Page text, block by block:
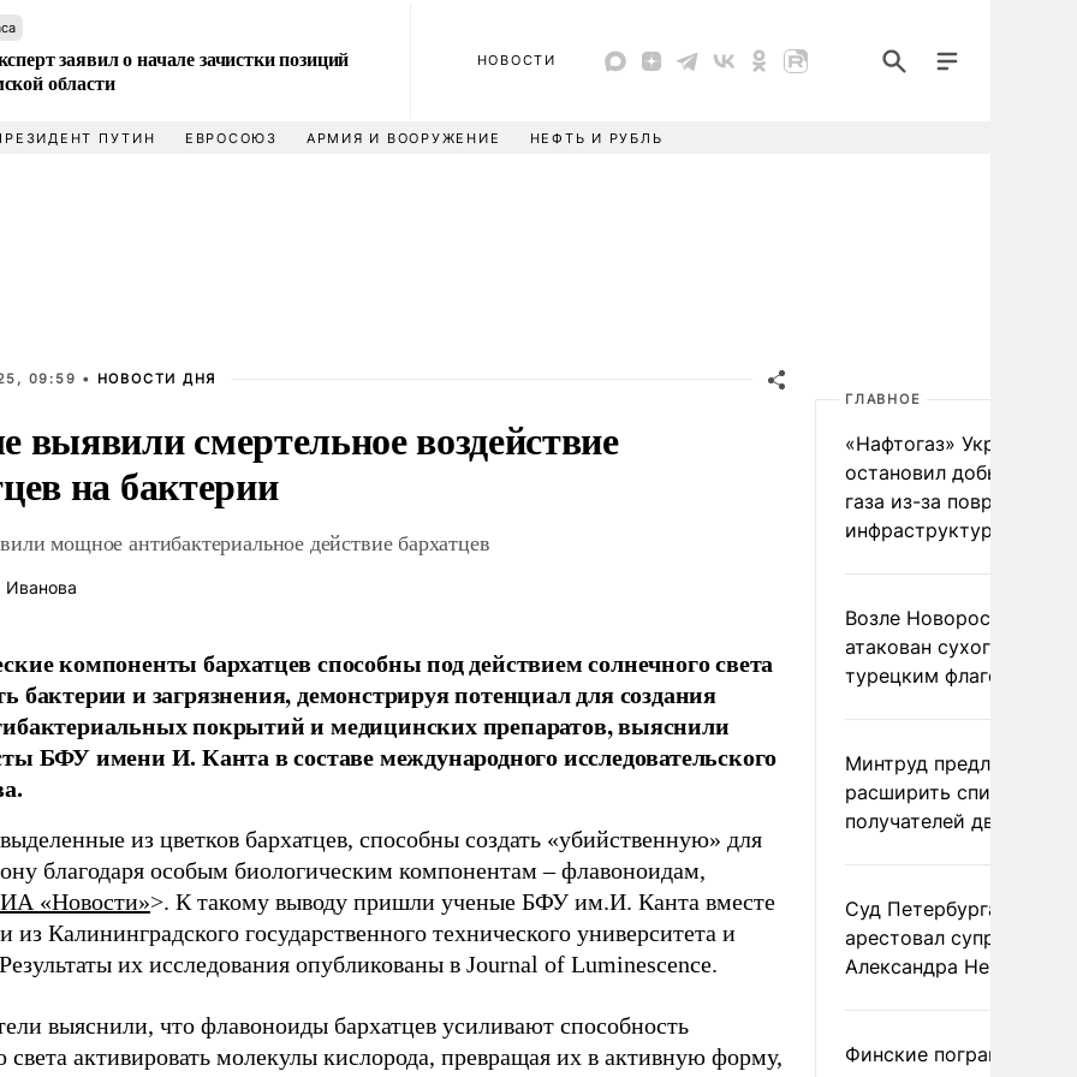
заявил о начале зачистки позиций
области
НОВОСТИ
ПУТИН ЕВРОСОЮЗ АРМИЯ И ВООРУЖЕНИЕ НЕФТЬ И РУБЛЬ
09:59 • НОВОСТИ ДНЯ
выявили смертельное воздействие
на бактерии
мощное антибактериальное действие бархатцев
компоненты бархатцев способны под действием солнечного света
бактерии и загрязнения, демонстрируя потенциал для создания
покрытий и медицинских препаратов, выяснили
БФУ имени И. Канта в составе международного исследовательского
из цветков бархатцев, способны создать «убийственную» для
благодаря особым биологическим компонентам – флавоноидам,
«Новости»>. К такому выводу пришли ученые БФУ им.И. Канта вместе
из Калининградского государственного технического университета и
их исследования опубликованы в Journal of Luminescence.
выяснили, что флавоноиды бархатцев усиливают способность
света активировать молекулы кислорода, превращая их в активную форму,
ГЛАВНОЕ
«Нафтогаз» Украины
остановил добычу
газа из-за повреждения
инфраструктуры
Возле Новороссийска
атакован сухогруз под
турецким флагом
Минтруд предложил
расширить список
получателей двух
Суд Петербурга заочно
арестовал супругу
Александра Невзорова
Финские пограничники